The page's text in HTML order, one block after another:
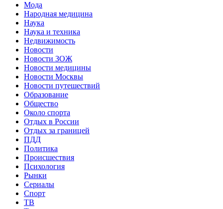
Мода
Народная медицина
Наука
Наука и техника
Недвижимость
Новости
Новости ЗОЖ
Новости медицины
Новости Москвы
Новости путешествий
Образование
Общество
Около спорта
Отдых в России
Отдых за границей
ПДД
Политика
Происшествия
Психология
Рынки
Сериалы
Спорт
ТВ